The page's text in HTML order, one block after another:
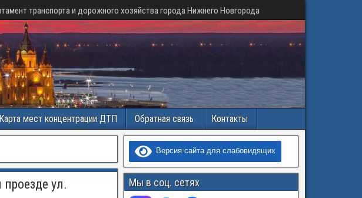
транспорта и дорожного хозяйства города Нижнего Новгорода
Карта мест концентрации ДТП Обратная связь Контакты
ул.
Версия сайта для слабовидящих
Мы в соц. сетях